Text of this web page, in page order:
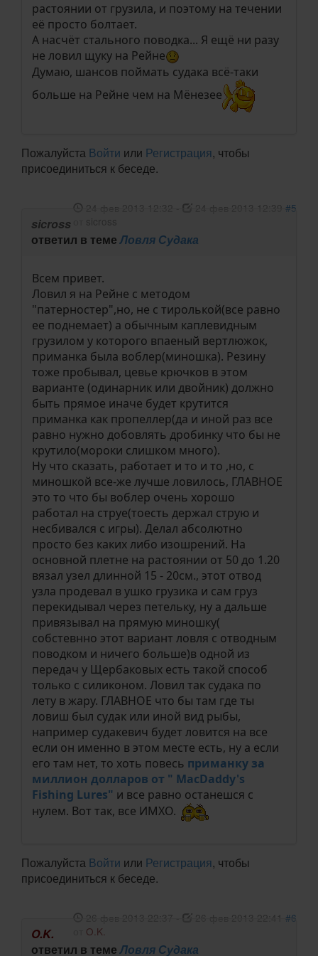
растоянии от грузила, и поэтому на течении
её просто болтает.
А насчёт стального поводка... Я ещё ни разу
не ловил щуку на Рейне
Думаю, шансов поймать судака всё-таки
больше на Рейне чем на Мёнезее
Пожалуйста Войти или Регистрация, чтобы
присоединиться к беседе.
24 фев 2013 12:32 24 фев 2013 12:39 #5
sicross
ответил в темеЛовля Судака
Всем привет.
Ловил я на Рейне с методом
"патерностер",но, не с тиролькой(все равно
ее поднемает) а обычным каплевидным
грузилом у которого впаеный вертлюжок,
приманка была воблер(миношка). Резину
тоже пробывал, цевье крючков в этом
варианте (одинарник или двойник) должно
быть прямое иначе будет крутится
приманка как пропеллер(да и иной раз все
равно нужно добовлять дробинку что бы не
крутило(мороки слишком много).
Ну что сказать, работает и то и то ,но, с
миношкой все-же лучше ловилось, ГЛАВНОЕ
это то что бы воблер очень хорошо
работал на струе(тоесть держал струю и
несбивался с игры). Делал абсолютно
просто без каких либо изошрений. На
основной плетне на растоянии от 50 до 1.20
вязал узел длинной 15 - 20см., этот отвод
узла продевал в ушко грузика и сам груз
перекидывал через петельку, ну а дальше
привязывал на прямую миношку(
собстевнно этот вариант ловля с отводным
поводком и ничего больше)в одной из
передач у Щербаковых есть такой способ
только с силиконом. Ловил так судака по
лету в жару. ГЛАВНОЕ что бы там где ты
ловиш был судак или иной вид рыбы,
например судакевич будет ловится на все
если он именно в этом месте есть, ну а если
его там нет, то хоть повесь приманку за
миллион долларов от " MacDaddy's
Fishing Lures" и все равно останешся с
нулем. Вот так, все ИМХО.
Пожалуйста Войти или Регистрация, чтобы
присоединиться к беседе.
26 фев 2013 22:37 26 фев 2013 22:41
#6
O.K.
O.K.
ответил в темеЛовля Судака